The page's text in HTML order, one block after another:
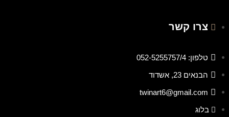
צרו קשר
טלפון: 052-5255757/4
הבנאים 23, אשדוד
twinart6@gmail.com
בלוג